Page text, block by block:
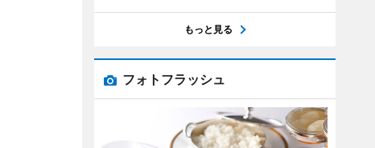
もっと見る
フォトフラッシュ